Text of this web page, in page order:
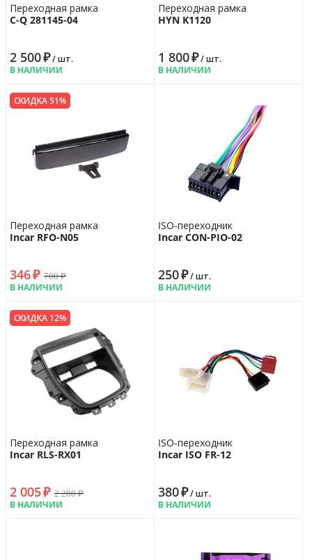
Переходная рамка
C-Q 281145-04
2 500₽/ шт.
В НАЛИЧИИ
Переходная рамка
HYN K1120
1 800₽/ шт.
В НАЛИЧИИ
СКИДКА 51%
Переходная рамка
Incar RFO-N05
346₽ 700₽
В НАЛИЧИИ
ISO-переходник
Incar CON-PIO-02
250₽/ шт.
В НАЛИЧИИ
СКИДКА 12%
Переходная рамка
Incar RLS-RX01
2 005₽ 2 280₽
В НАЛИЧИИ
ISO-переходник
Incar ISO FR-12
380₽/ шт.
В НАЛИЧИИ